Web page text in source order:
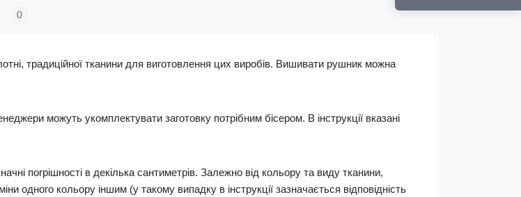
0
традиційної тканини для виготовлення цих виробів. Вишивати рушник можна
можуть укомплектувати заготовку потрібним бісером. В інструкції вказані
погрішності в декілька сантиметрів. Залежно від кольору та виду тканини,
одного кольору іншим (у такому випадку в інструкції зазначається відповідність